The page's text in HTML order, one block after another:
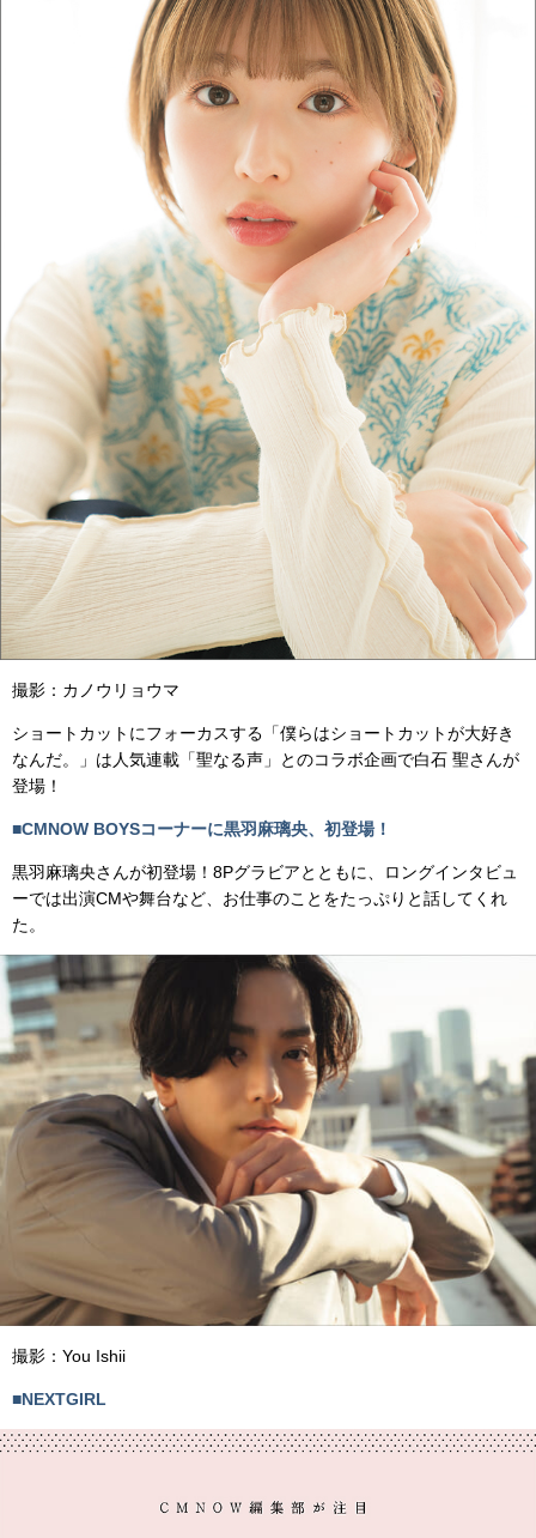
撮影：カノウリョウマ
ショートカットにフォーカスする「僕らはショートカットが大好き
なんだ。」は人気連載「聖なる声」とのコラボ企画で白石 聖さんが
登場！
■CMNOW BOYSコーナーに黒羽麻璃央、初登場！
黒羽麻璃央さんが初登場！8Pグラビアとともに、ロングインタビュ
ーでは出演CMや舞台など、お仕事のことをたっぷりと話してくれ
た。
撮影： You Ishii
■NEXTGIRL